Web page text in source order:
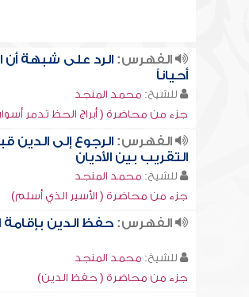
الفهرس:الرد على شبهة
أحياناً
للشيخ: محمد المنجد
جزء من محاضرة ( أبراج الحظ تدمر أسوار
الفهرس:الرجوع إلى الدين
التقريب بين الأديان
للشيخ: محمد المنجد
جزء من محاضرة ( الأسير الذي أسلم)
الفهرس:حفظ الدين بإقامة
للشيخ: محمد المنجد
جزء من محاضرة ( حفظ الدين)